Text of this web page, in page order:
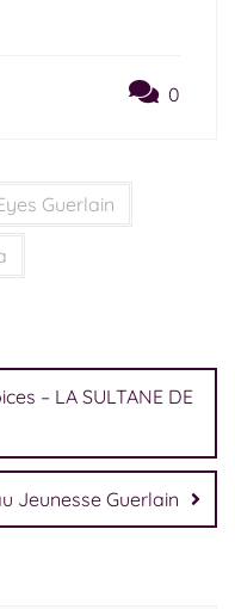
0
Guerlain
– LA SULTANE DE
Jeunesse Guerlain